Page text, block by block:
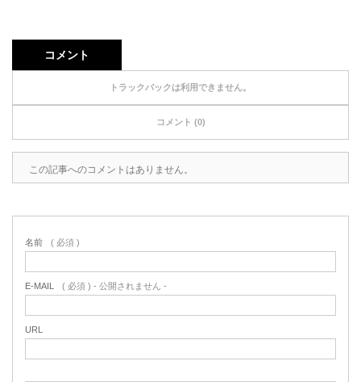
コメント
トラックバックは利用できません。
コメント (0)
この記事へのコメントはありません。
名前 ( 必須 )
E-MAIL ( 必須 ) - 公開されません -
URL